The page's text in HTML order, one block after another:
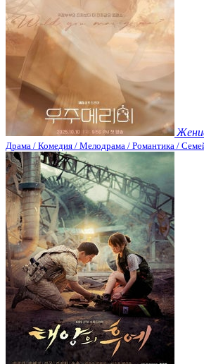
Драма / Комедия / Мелодрама / Романтика /